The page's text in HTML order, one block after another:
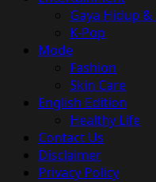
Gaya Hidup
K-Pop
Mode
Fashion
Skin Care
English Edition
Healthy Life
Contact Us
Disclaimer
Privacy Policy